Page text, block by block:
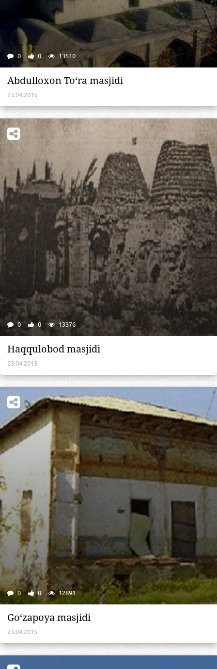
0 0 13510
Abdulloxon To‘ra masjidi
23.04.2015
0 0 13376
Haqqulobod masjidi
23.04.2015
0 0 12891
Go‘zapoya masjidi
23.04.2015